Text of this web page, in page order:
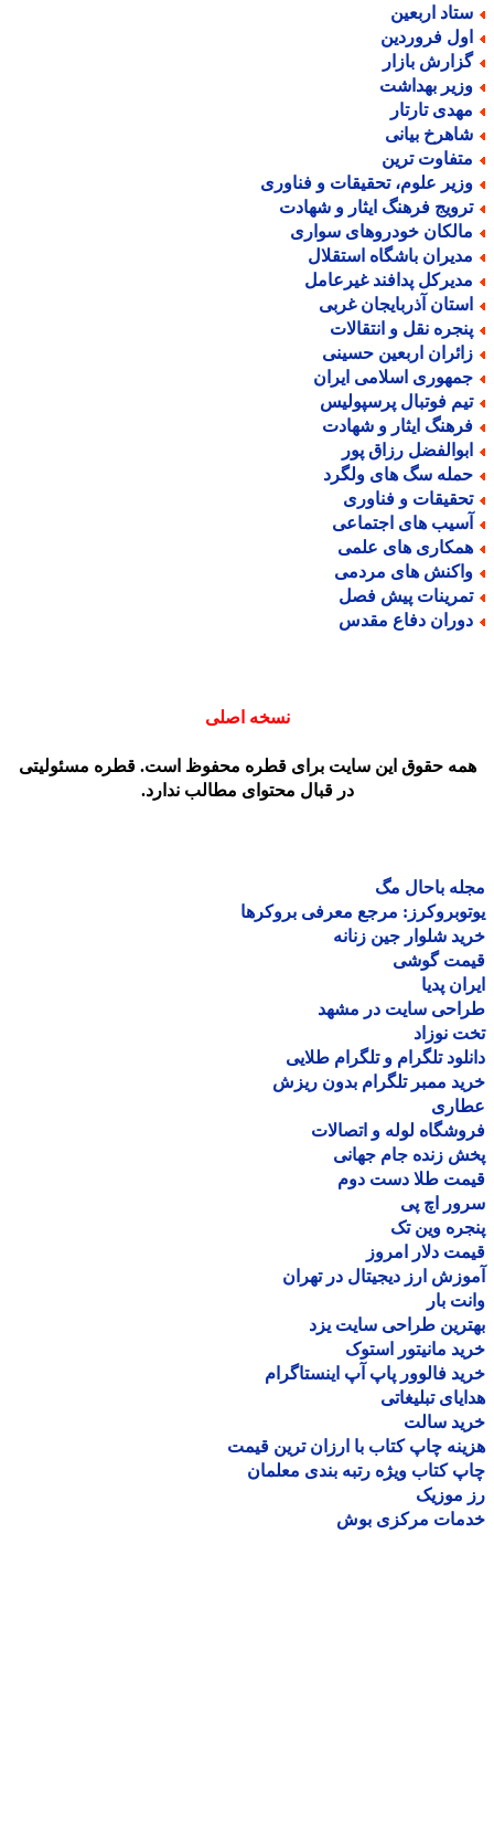
اربعین
فروردین
بازار
بهداشت
تارتار
بیانی
ترین
علوم، تحقیقات و فناوری
فرهنگ ایثار و شهادت
خودروهای سواری
باشگاه استقلال
پدافند غیرعامل
آذربایجان غربی
نقل و انتقالات
اربعین حسینی
اسلامی ایران
فوتبال پرسپولیس
ایثار و شهادت
رزاق پور
سگ های ولگرد
و فناوری
های اجتماعی
های علمی
های مردمی
پیش فصل
دفاع مقدس
نسخه اصلی
حقوق این سایت برای قطره محفوظ است. قطره مسئولیتی
در قبال محتوای مطالب ندارد.
باحال مگ
مرجع معرفی بروکرها
شلوار جین زنانه
گوشی
پدیا
سایت در مشهد
نوزاد
تلگرام و تلگرام طلایی
ممبر تلگرام بدون ریزش
لوله و اتصالات
زنده جام جهانی
طلا دست دوم
اچ پی
وین تک
دلار امروز
ارز دیجیتال در تهران
بار
طراحی سایت یزد
مانیتور استوک
فالوور پاپ آپ اینستاگرام
تبلیغاتی
سالت
چاپ کتاب با ارزان ترین قیمت
کتاب ویژه رتبه بندی معلمان
موزیک
مرکزی بوش